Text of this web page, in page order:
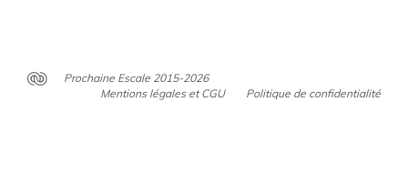
Prochaine Escale 2015-2026
Mentions légales et CGU
Politique de confidentialité